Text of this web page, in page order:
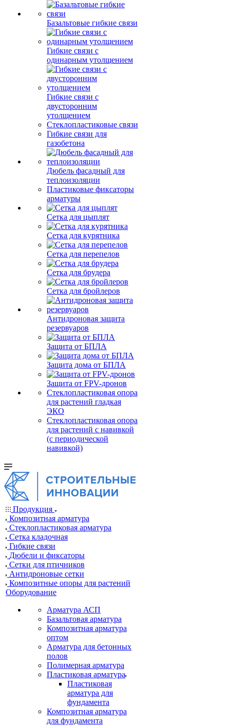
Базальтовые гибкие связи
Гибкие связи с
одинарным утолщением
Гибкие связи с
двусторонним
утолщением
Стеклопластиковые связи
Гибкие связи для
газобетона
Дюбель фасадный для
теплоизоляции
Пластиковые фиксаторы
арматуры
Сетка для цыплят
Сетка для курятника
Сетка для перепелов
Сетка для брудера
Сетка для бройлеров
Антидроновая защита
резервуаров
Защита от БПЛА
Защита дома от БПЛА
Защита от FPV-дронов
Стеклопластиковая опора
для растений гладкая
ЭКО
Стеклопластиковая опора
для растений с навивкой
(с периодической
навивкой)
Продукция
Композитная арматура
Cтеклопластиковая арматура
Сетка кладочная
Гибкие связи
Дюбели и фиксаторы
Сетки для птичников
Антидроновые сетки
Композитные опоры для растений
Оборудование
Арматура АСП
Базальтовая арматура
Композитная арматура
оптом
Арматура для бетонных
полов
Полимерная арматура
Пластиковая арматура
Пластиковая
арматура для
фундамента
Композитная арматура
для фундамента